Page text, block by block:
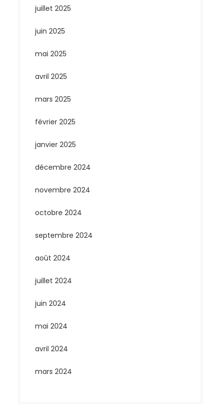
juillet 2025
juin 2025
mai 2025
avril 2025
mars 2025
février 2025
janvier 2025
décembre 2024
novembre 2024
octobre 2024
septembre 2024
août 2024
juillet 2024
juin 2024
mai 2024
avril 2024
mars 2024